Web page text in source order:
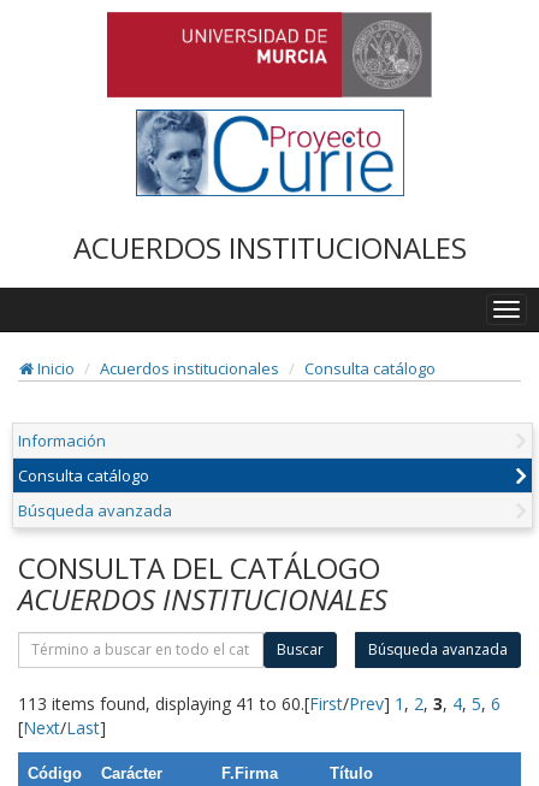
ACUERDOS INSTITUCIONALES
Inicio
Acuerdos institucionales Consulta catálogo
Información
Consulta catálogo
Búsqueda avanzada
CONSULTA DEL CATÁLOGO
ACUERDOS INSTITUCIONALES
Buscar Búsqueda avanzada
113 items found, displaying 41 to 60.[First/Prev] 1 , 2, 3, 4, 5, 6
[Next/Last]
Código Carácter F.Firma Título